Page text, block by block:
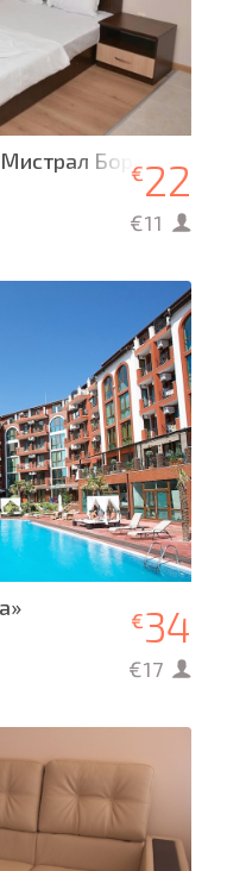
Бора»
€22
€11
€34
€17